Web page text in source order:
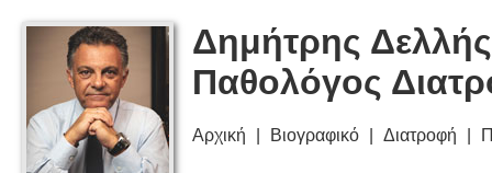
Δημήτρης
Παθολόγος
Αρχική Βιογραφικό Διατροφή